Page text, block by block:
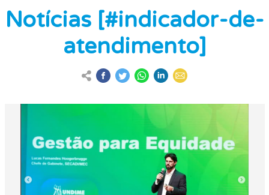
Notícias [#indicador-de-
atendimento]